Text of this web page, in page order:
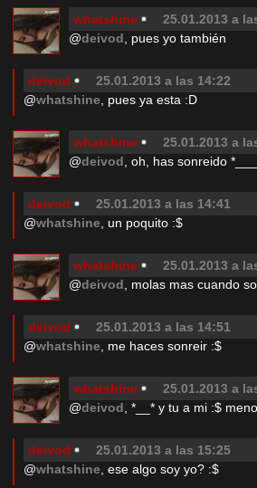
whatshine
25.01.2013 a
@deivod , pues yo también
deivod
25.01.2013 a las 14:22
@whatshine , pues ya esta :D
whatshine
25.01.2013 a
@deivod , oh, has sonreido
deivod
25.01.2013 a las 14:41
@whatshine , un poquito :$
whatshine
25.01.2013 a
@deivod , molas mas cuando
deivod
25.01.2013 a las 14:51
@whatshine , me haces sonreir :$
whatshine
25.01.2013 a
@deivod , *__* y tu a mi :$
deivod
25.01.2013 a las 15:25
@whatshine , ese algo soy yo? :$